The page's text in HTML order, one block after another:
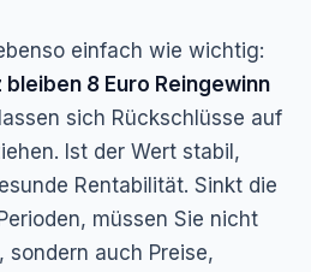
einfach wie wichtig:
bleiben 8 Euro Reingewinn
sich Rückschlüsse auf
Ist der Wert stabil,
Rentabilität. Sinkt die
müssen Sie nicht
sondern auch Preise,